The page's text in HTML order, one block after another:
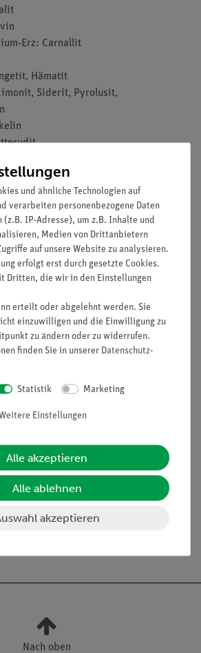
Erz: Carnallit
Hämatit
Siderit, Pyrolusit,
Scheelit
Chalkopyrit
Tetraedrit
Smithsonit
Cassiterit
Quarz
Daten
ca. 45 x 60 mm
x 495
Nach oben
und ähnliche Technologien auf
verarbeiten personenbezogene Daten
(z.B. IP-Adresse), um z.B. Inhalte und
Medien von Drittanbietern
auf unsere Website zu analysieren.
erfolgt erst durch gesetzte Cookies.
Dritten, die wir in den Einstellungen
erteilt oder abgelehnt werden. Sie
einzuwilligen und die Einwilligung zu
zu ändern oder zu widerrufen.
finden Sie in unserer Daten­schutz­
Statistik Marketing
Einstellungen
Alle akzeptieren
Alle ablehnen
akzeptieren